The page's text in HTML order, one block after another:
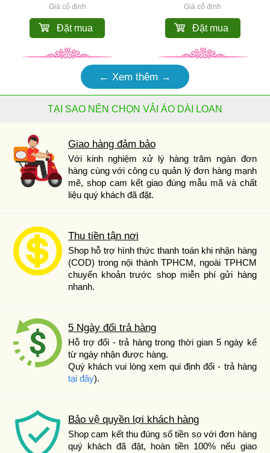
Giá cố định
Đặt mua
Giá cố định
Đặt mua
← Xem thêm →
TẠI SAO NÊN CHỌN VẢI ÁO DÀI LOAN
Giao hàng đảm bảo
Với kinh nghiệm xử lý hàng trăm ngàn đơn
hàng cùng với công cụ quản lý đơn hàng mạnh
mẽ, shop cam kết giao đúng mẫu mã và chất
liệu quý khách đã đặt.
Thu tiền tận nơi
Shop hỗ trợ hình thức thanh toán khi nhận hàng
(COD) trong nội thành TPHCM, ngoài TPHCM
chuyển khoản trước shop miễn phí gửi hàng
nhanh.
5 Ngày đổi trả hàng
Hỗ trợ đổi - trả hàng trong thời gian 5 ngày kể
từ ngày nhận được hàng.
Quý khách vui lòng xem qui định đổi - trả hàng
tại đây).
Bảo vệ quyền lợi khách hàng
Shop cam kết thu đúng số tiền so với đơn hàng
quý khách đã đặt, hoàn tiền 100% nếu giao